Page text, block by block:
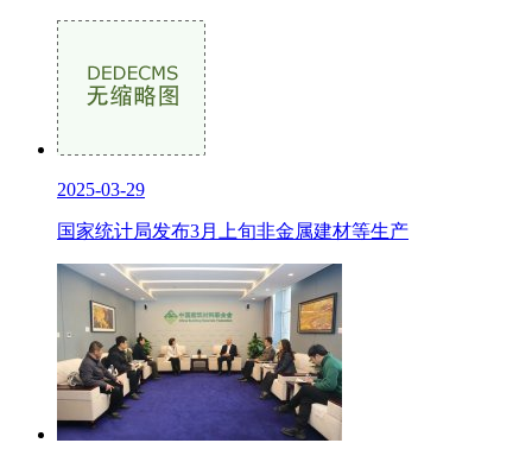
2025-03-29
国家统计局发布3月上旬非金属建材等生产